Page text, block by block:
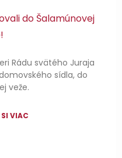
do Šalamúnovej
Rádu svätého Juraja
sídla, do
veže.
VIAC